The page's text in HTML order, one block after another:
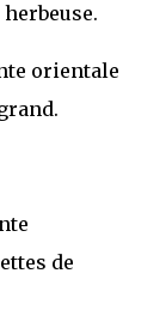
orientale
de